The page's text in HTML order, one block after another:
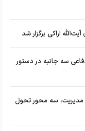
اراکی برگزار شد
سه جانبه در دستور
مدیریت، سه محور تحول